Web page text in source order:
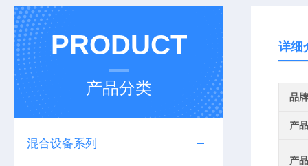
PRODUCT
产品分类
混合设备系列
详细
品牌
产
产